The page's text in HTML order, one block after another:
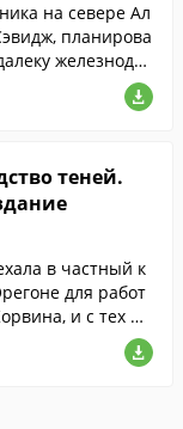
на севере Ал
планирова
железнодо
старой шахты з
теней.
в частный к
для работ
и с тех по